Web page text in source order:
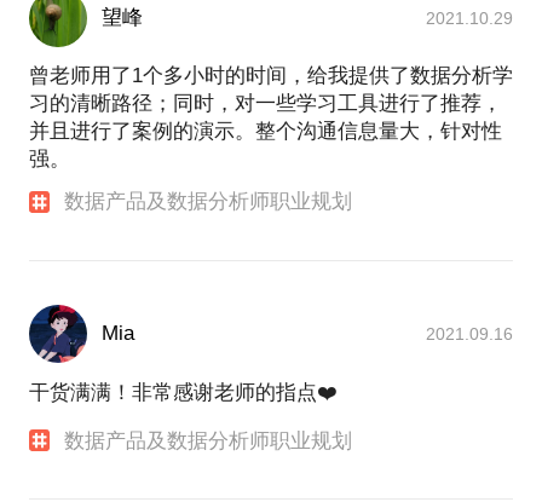
望峰 2021.10.29
曾老师用了1个多小时的时间，给我提供了数据分析学
习的清晰路径；同时，对一些学习工具进行了推荐，
并且进行了案例的演示。整个沟通信息量大，针对性
强。
数据产品及数据分析师职业规划
Mia 2021.09.16
干货满满！非常感谢老师的指点❤️
数据产品及数据分析师职业规划